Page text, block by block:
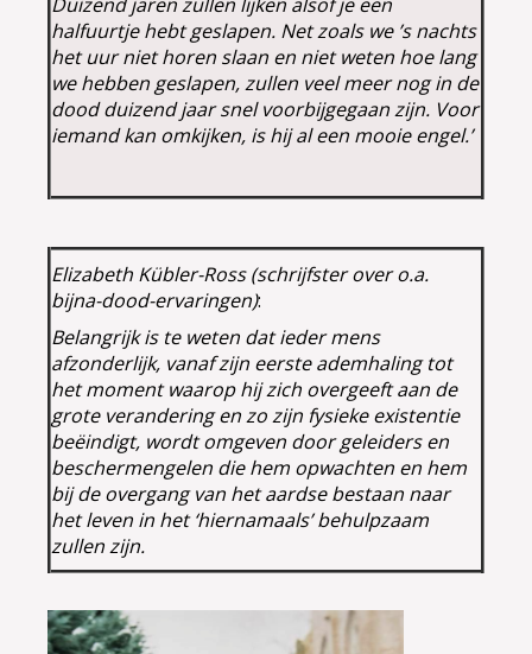
halfuurtje hebt geslapen. Net zoals we ’s nachts
het uur niet horen slaan en niet weten hoe lang
we hebben geslapen, zullen veel meer nog in de
dood duizend jaar snel voorbijgegaan zijn. Voor
iemand kan omkijken, is hij al een mooie engel.’
Elizabeth Kübler-Ross (schrijfster over o.a.
bijna-dood-ervaringen):
Belangrijk is te weten dat ieder mens
afzonderlijk, vanaf zijn eerste ademhaling tot
het moment waarop hij zich overgeeft aan de
grote verandering en zo zijn fysieke existentie
beëindigt, wordt omgeven door geleiders en
beschermengelen die hem opwachten en hem
bij de overgang van het aardse bestaan naar
het leven in het ‘hiernamaals’ behulpzaam
zullen zijn.